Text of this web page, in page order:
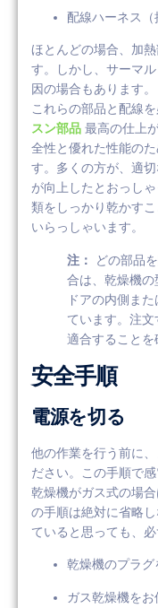
配線ハーネス（
ほとんどの場合、加
す。しかし、サーマ
因の場合もあります
これらの部品と配線
スン部品 最高の仕上
全性と優れた性能の
す。多くの方が、適
が向上したとおっし
類をしっかり乾かす
いらっしゃいます。
注：
どの部品
合は、乾燥機
ドアの内側ま
ています。注
適合することを
安全手順
電源を切る
他の作業を行う前に
ださい。この手順で
乾燥機がガス式の場
の手順は絶対に省略
ていると思っても、
乾燥機のプラグ
ガス乾燥機をお